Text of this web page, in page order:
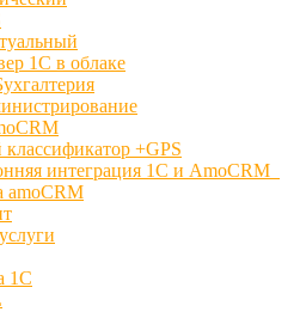
1С в облаке
+GPS
интеграция 1С и AmoCRM
amoCRM
1С